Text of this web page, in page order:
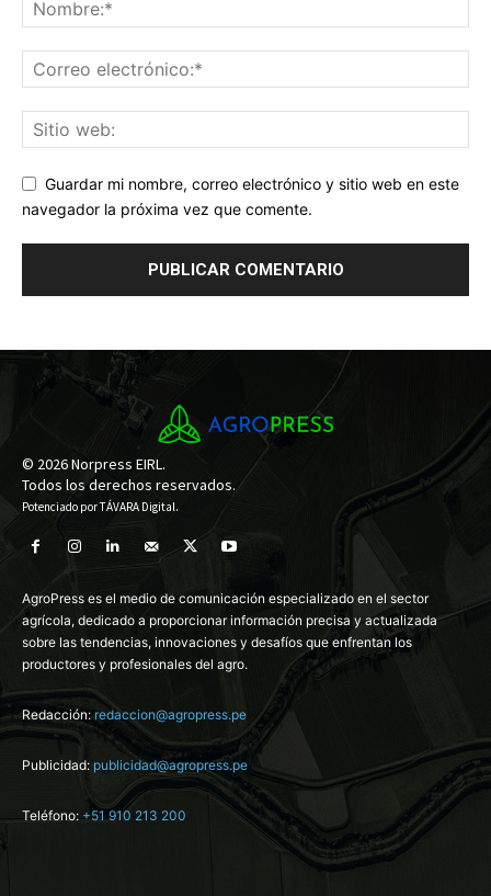
Guardar mi nombre, correo electrónico y sitio web en este
navegador la próxima vez que comente.
© 2026 Norpress EIRL.
Todos los derechos reservados.
Potenciado porTÁVARA Digital.
AgroPress es el medio de comunicación especializado en el sector
agrícola, dedicado a proporcionar información precisa y actualizada
sobre las tendencias, innovaciones y desafíos que enfrentan los
productores y profesionales del agro.
Redacción:redaccion@agropress.pe
Publicidad: publicidad@agropress.pe
Teléfono: +51 910 213 200